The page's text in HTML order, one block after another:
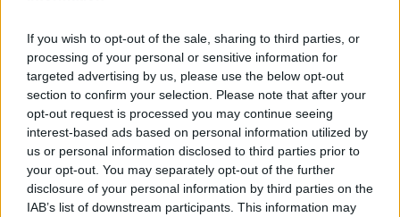
If you wish to opt-out of the sale, sharing to third parties, or
processing of your personal or sensitive information for
targeted advertising by us, please use the below opt-out
section to confirm your selection. Please note that after your
opt-out request is processed you may continue seeing
interest-based ads based on personal information utilized by
us or personal information disclosed to third parties prior to
your opt-out. You may separately opt-out of the further
disclosure of your personal information by third parties on the
IAB’s list of downstream participants. This information may
Külföld